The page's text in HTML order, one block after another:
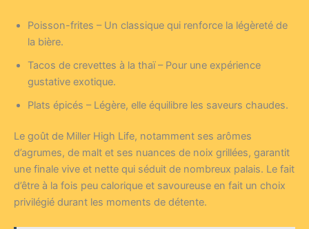
Poisson-frites – Un classique qui renforce la légèreté de
la bière.
Tacos de crevettes à la thaï – Pour une expérience
gustative exotique.
Plats épicés – Légère, elle équilibre les saveurs chaudes.
Le goût de Miller High Life, notamment ses arômes
d’agrumes, de malt et ses nuances de noix grillées, garantit
une finale vive et nette qui séduit de nombreux palais. Le fait
d’être à la fois peu calorique et savoureuse en fait un choix
privilégié durant les moments de détente.